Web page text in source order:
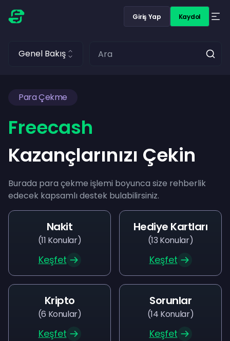
Giriş Yap Kaydol
Genel Bakış
Para Çekme
Freecash
Kazançlarınızı Çekin
Burada para çekme işlemi boyunca size rehberlik
edecek kapsamlı destek bulabilirsiniz.
Nakit
(11 Konular)
Keşfet
Hediye Kartları
(13 Konular)
Keşfet
Kripto
(6 Konular)
Keşfet
Sorunlar
(14 Konular)
Keşfet